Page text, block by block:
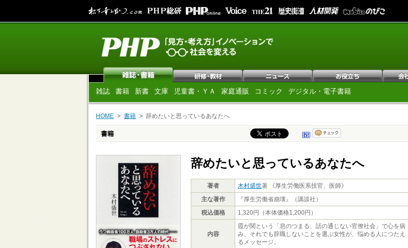
雑誌 書籍 新書 文庫 児童書・ＹＡ 家庭通販 コミック デジタル・電子書籍
HOME 書籍 辞めたいと思っているあなたへ
書籍
辞めたいと思っているあなたへ
著者 木村盛世著 《厚生労働医系技官、医師》
主な著作
『厚生労働省崩壊』（講談社）
税込価格
1,320円（本体価格1,200円）
内容
霞が関という「息のつまる、話の通じない官僚社会」で心を病
み、それでも辞職しないことを選ぶ女性が、悩める人につたえ
るメッセージ。